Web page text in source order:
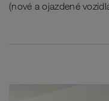
(nové a ojazdené